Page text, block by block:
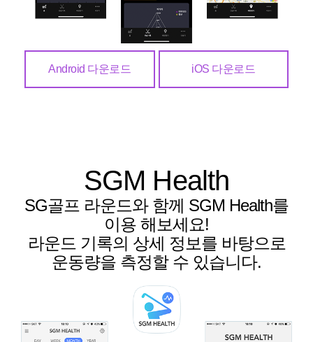
Android 다운로드 iOS 다운로드
SGM Health
SG골프 라운드와 함께 SGM Health를
이용 해보세요!
라운드 기록의 상세 정보를 바탕으로
운동량을 측정할 수 있습니다.